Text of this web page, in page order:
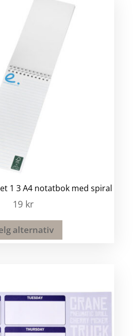
1 3 A4 notatbok med spiral
19 kr
alternativ